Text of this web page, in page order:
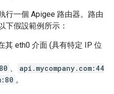
行一個 Apigee 路由器。路由
下假設範例所示：
其 eth0 介面 (具有特定 IP 位
、
api.mycompany.com:44
。